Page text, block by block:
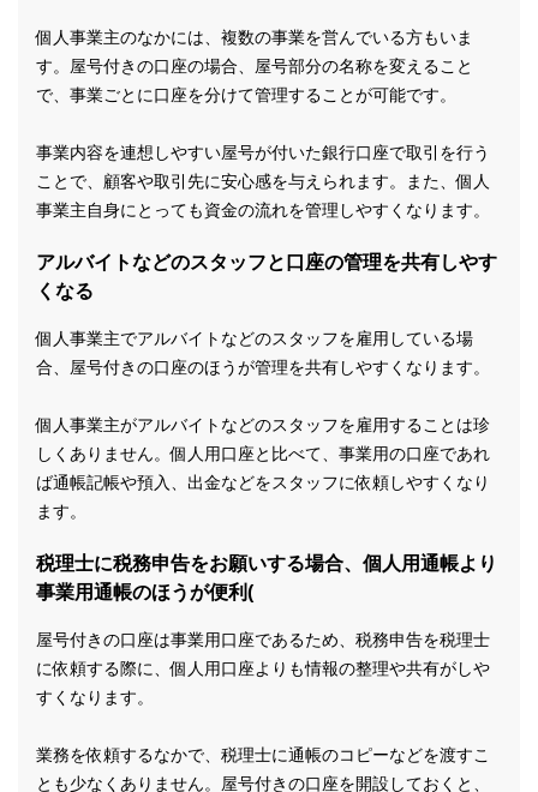
個人事業主のなかには、複数の事業を営んでいる方もいま
す。屋号付きの口座の場合、屋号部分の名称を変えること
で、事業ごとに口座を分けて管理することが可能です。
事業内容を連想しやすい屋号が付いた銀行口座で取引を行う
ことで、顧客や取引先に安心感を与えられます。また、個人
事業主自身にとっても資金の流れを管理しやすくなります。
アルバイトなどのスタッフと口座の管理を共有しやす
くなる
個人事業主でアルバイトなどのスタッフを雇用している場
合、屋号付きの口座のほうが管理を共有しやすくなります。
個人事業主がアルバイトなどのスタッフを雇用することは珍
しくありません。個人用口座と比べて、事業用の口座であれ
ば通帳記帳や預入、出金などをスタッフに依頼しやすくなり
ます。
税理士に税務申告をお願いする場合、個人用通帳より
事業用通帳のほうが便利(
屋号付きの口座は事業用口座であるため、税務申告を税理士
に依頼する際に、個人用口座よりも情報の整理や共有がしや
すくなります。
業務を依頼するなかで、税理士に通帳のコピーなどを渡すこ
とも少なくありません。屋号付きの口座を開設しておくと、